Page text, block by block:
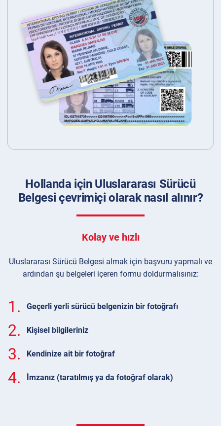
Hollanda için Uluslararası Sürücü
Belgesi çevrimiçi olarak nasıl alınır?
Kolay ve hızlı
Uluslararası Sürücü Belgesi almak için başvuru yapmalı ve
ardından şu belgeleri içeren formu doldurmalısınız:
1. Geçerli yerli sürücü belgenizin bir fotoğrafı
2. Kişisel bilgileriniz
3. Kendinize ait bir fotoğraf
4. İmzanız (taratılmış ya da fotoğraf olarak)